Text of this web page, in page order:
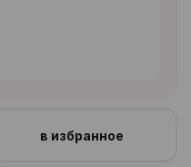
в избранное